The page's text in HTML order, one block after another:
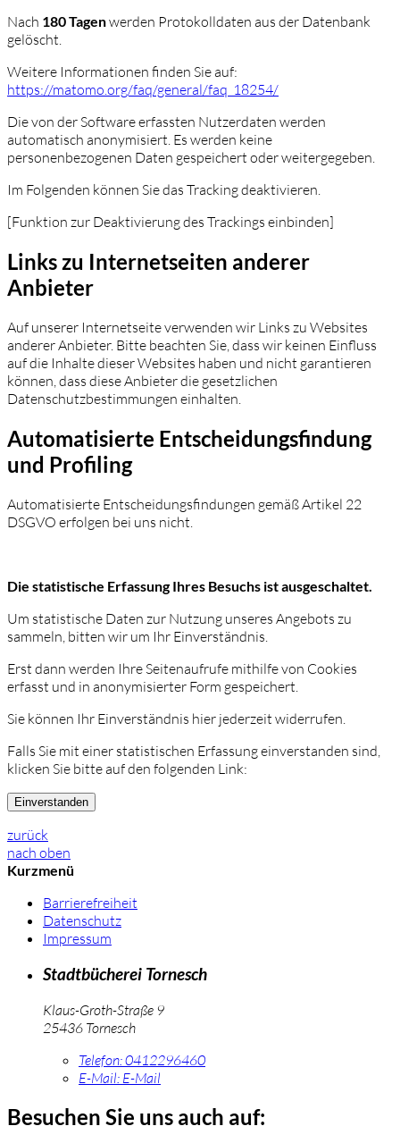
Nach 180 Tagenwerden Protokolldaten aus der Datenbank
gelöscht.
Weitere Informationen finden Sie auf:
https://matomo.org/faq/general/faq_18254/
Die von der Software erfassten Nutzerdaten werden
automatisch anonymisiert. Es werden keine
personenbezogenen Daten gespeichert oder weitergegeben.
Im Folgenden können Sie das Tracking deaktivieren.
[Funktion zur Deaktivierung des Trackings einbinden]
Links zu Internetseiten anderer
Anbieter
Auf unserer Internetseite verwenden wir Links zu Websites
anderer Anbieter. Bitte beachten Sie, dass wir keinen Einfluss
auf die Inhalte dieser Websites haben und nicht garantieren
können, dass diese Anbieter die gesetzlichen
Datenschutzbestimmungen einhalten.
Automatisierte Entscheidungsfindung
und Profiling
Automatisierte Entscheidungsfindungen gemäß Artikel 22
DSGVO erfolgen bei uns nicht.
Die statistische Erfassung Ihres Besuchs ist ausgeschaltet.
Um statistische Daten zur Nutzung unseres Angebots zu
sammeln, bitten wir um Ihr Einverständnis.
Erst dann werden Ihre Seitenaufrufe mithilfe von Cookies
erfasst und in anonymisierter Form gespeichert.
Sie können Ihr Einverständnis hier jederzeit widerrufen.
Falls Sie mit einer statistischen Erfassung einverstanden sind,
klicken Sie bitte auf den folgenden Link:
Einverstanden
zurück
nach oben
Kurzmenü
Barrierefreiheit
Datenschutz
Impressum
Stadtbücherei Tornesch
Klaus-Groth-Straße 9
25436 Tornesch
Telefon:0412296460
E-Mail: E-Mail
Besuchen Sie uns auch auf: